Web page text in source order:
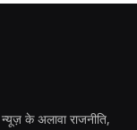
के अलावा राजनीति,